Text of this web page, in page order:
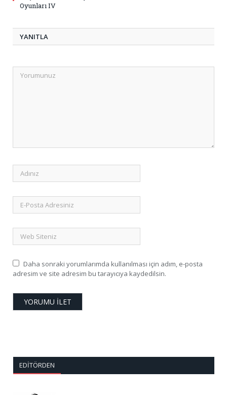
Oyunları IV
YANITLA
Daha sonraki yorumlarımda kullanılması için adım, e-posta
adresim ve site adresim bu tarayıcıya kaydedilsin.
EDITÖRDEN